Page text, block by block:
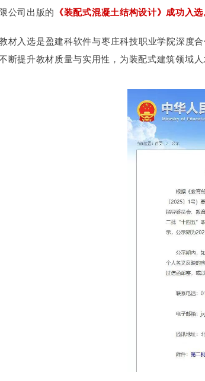
公司出版的
《装配式混凝土结构设计》成功入选
材入选是盈建科软件与枣庄科技职业学院深度
断提升教材质量与实用性，为装配式建筑领域